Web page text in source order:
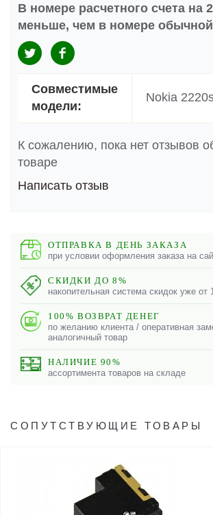
В номере расчетного счета на
меньше, чем в номере
Совместимые
модели:
Nokia
К сожалению, пока нет отзывов
товаре
Написать отзыв
ОТПРАВКА В ДЕНЬ ЗАКАЗА
при условии оформления заказа на
СКИДКИ ДО 8%
накопительная система скидок уже от
100% ВОЗВРАТ ДЕНЕГ
по желанию клиента / оперативная
аналогичный товар
НАЛИЧИЕ 90%
ассортимента товаров на складе
СОПУТСТВУЮЩИЕ ТОВАРЫ